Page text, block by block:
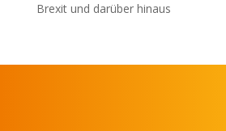
Brexit und darüber hinaus